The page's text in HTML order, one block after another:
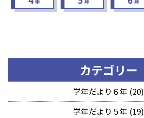
カテゴリー
学年だより６年 (20)
学年だより５年 (19)